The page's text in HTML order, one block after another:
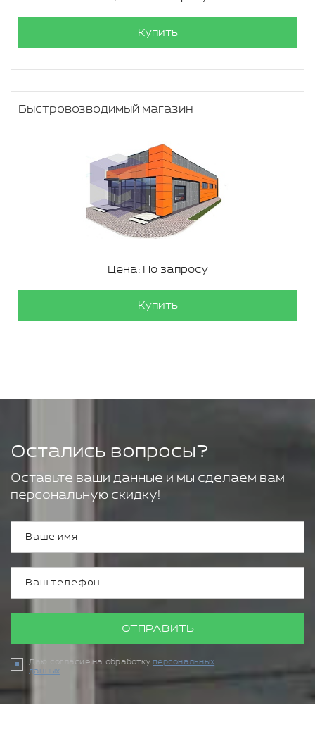
Купить
Быстровозводимый магазин
Цена: По запросу
Купить
Остались вопросы?
Оставьте ваши данные и мы сделаем вам
персональную скидку!
ОТПРАВИТЬ
Даю согласие на обработку персональных
данных